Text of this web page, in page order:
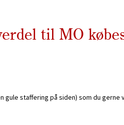
til MO
gule staffering på siden) som du